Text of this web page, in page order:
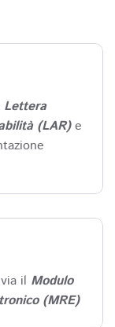
Lettera
(LAR)e
il Modulo
(MRE)